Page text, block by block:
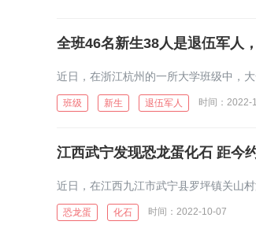
全班46名新生38人是退伍军人
班级 新生 退伍军人 时间：2022-
江西武宁发现恐龙蛋化石 距今
恐龙蛋 化石 时间：2022-10-07